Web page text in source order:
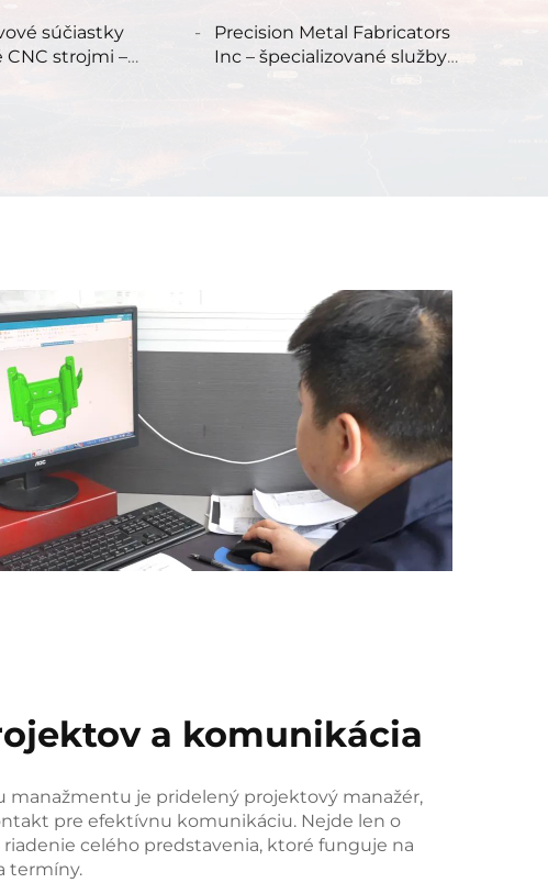
špeciálne kovové
štampovanie, služba
súčiastky
CNC strojmi –
Precision Metal Fabricators
Inc – špecializované služby
a komunikácia
manažmentu je pridelený projektový manažér,
pre efektívnu komunikáciu. Nejde len o
celého predstavenia, ktoré funguje na
termíny.